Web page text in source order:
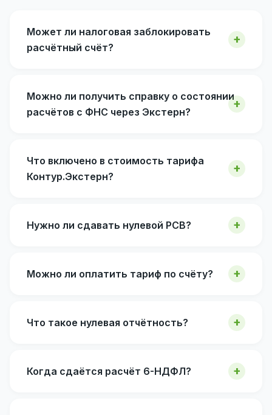
Может ли налоговая заблокировать
расчётный счёт?
Можно ли получить справку о состоянии
расчётов с ФНС через Экстерн?
Что включено в стоимость тарифа
Контур.Экстерн?
Нужно ли сдавать нулевой РСВ?
Можно ли оплатить тариф по счёту?
Что такое нулевая отчётность?
Когда сдаётся расчёт 6-НДФЛ?